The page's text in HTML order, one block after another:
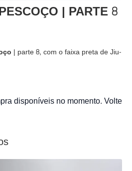
| PARTE 8
| parte 8, com o faixa preta de Jiu-
disponíveis no momento. Volte